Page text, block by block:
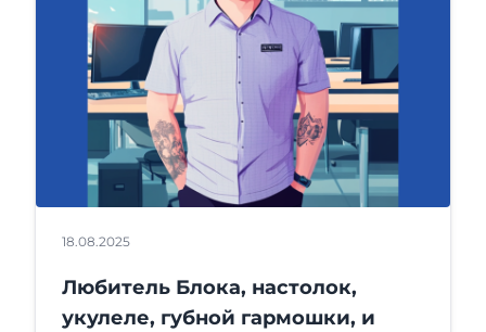
18.08.2025
Любитель Блока, настолок,
укулеле, губной гармошки, и